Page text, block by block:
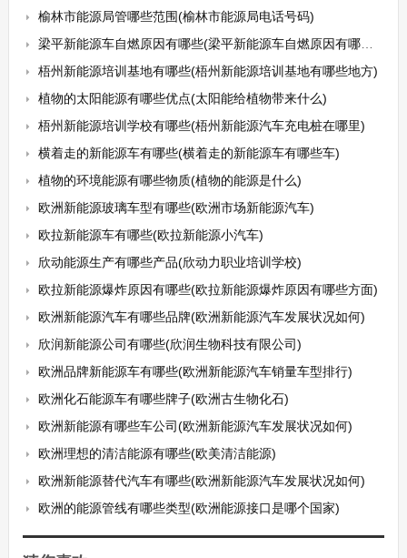
榆林市能源局管哪些范围(榆林市能源局电话号码)
梁平新能源车自燃原因有哪些(梁平新能源车自燃原因有哪些地方)
梧州新能源培训基地有哪些(梧州新能源培训基地有哪些地方)
植物的太阳能源有哪些优点(太阳能给植物带来什么)
梧州新能源培训学校有哪些(梧州新能源汽车充电桩在哪里)
横着走的新能源车有哪些(横着走的新能源车有哪些车)
植物的环境能源有哪些物质(植物的能源是什么)
欧洲新能源玻璃车型有哪些(欧洲市场新能源汽车)
欧拉新能源车有哪些(欧拉新能源小汽车)
欣动能源生产有哪些产品(欣动力职业培训学校)
欧拉新能源爆炸原因有哪些(欧拉新能源爆炸原因有哪些方面)
欧洲新能源汽车有哪些品牌(欧洲新能源汽车发展状况如何)
欣润新能源公司有哪些(欣润生物科技有限公司)
欧洲品牌新能源车有哪些(欧洲新能源汽车销量车型排行)
欧洲化石能源车有哪些牌子(欧洲古生物化石)
欧洲新能源有哪些车公司(欧洲新能源汽车发展状况如何)
欧洲理想的清洁能源有哪些(欧美清洁能源)
欧洲新能源替代汽车有哪些(欧洲新能源汽车发展状况如何)
欧洲的能源管线有哪些类型(欧洲能源接口是哪个国家)